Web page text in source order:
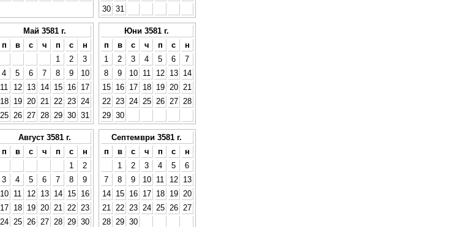
30 31
Май 3581 г.
п
в с ч п с
н
1
2
3
4
5 6 7 8 9
10
11
12 13 14 15 16
17
18
19 20 21 22 23
24
25
26 27 28 29 30 31
Юни 3581 г.
п
в с ч п с
н
1
2 3 4 5 6
7
8
9 10 11 12 13
14
15
16 17 18 19 20
21
22
23 24 25 26 27
28
29 30
Август 3581 г.
п
в с ч п с
н
1
2
3
4 5 6 7 8
9
10
11 12 13 14 15
16
17
18 19 20 21 22
23
24
25 26 27 28 29 30
Септември 3581 г.
п
в с ч п с
н
1
2 3 4 5
6
7
8 9 10 11 12
13
14
15 16 17 18 19
20
21
22 23 24 25 26
27
28
29 30